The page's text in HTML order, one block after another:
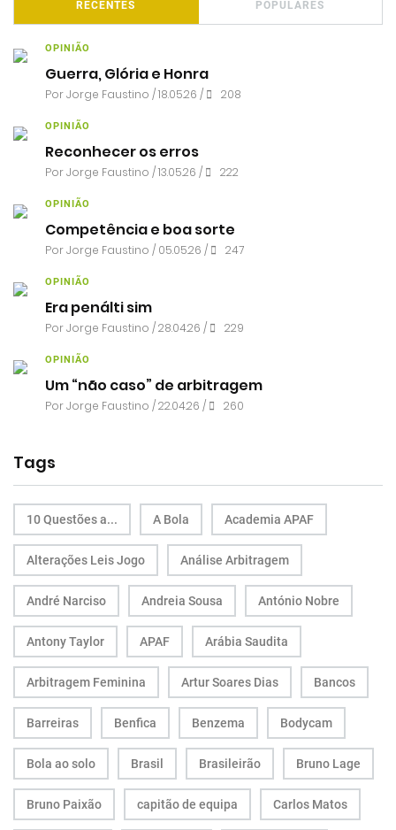
RECENTES POPULARES
OPINIÃO
Guerra, Glória e Honra
PorJorge Faustino / 18.05.26 / 208
OPINIÃO
Reconhecer os erros
PorJorge Faustino / 13.05.26 / 222
OPINIÃO
Competência e boa sorte
PorJorge Faustino / 05.05.26 / 247
OPINIÃO
Era penálti sim
PorJorge Faustino / 28.04.26 / 229
OPINIÃO
Um “não caso” de arbitragem
PorJorge Faustino / 22.04.26 / 260
Tags
10 Questões a... A Bola Academia APAF
Alterações Leis Jogo Análise Arbitragem
André Narciso Andreia Sousa António Nobre
Antony Taylor APAF Arábia Saudita
Arbitragem Feminina Artur Soares Dias Bancos
Barreiras Benfica Benzema Bodycam
Bola ao solo Brasil Brasileirão Bruno Lage
Bruno Paixão capitão de equipa Carlos Matos